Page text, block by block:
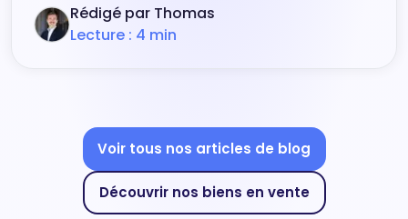
Rédigé par Thomas
Lecture : 4 min
Voir tous nos articles de blog
Découvrir nos biens en vente